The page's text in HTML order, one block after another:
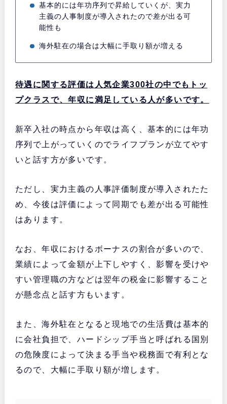
基本的には年功序列で昇給していくが、実力
主義の人事制度が導入されたので差が出る可
能性も
海外駐在の場合は大幅に手取り額が増える
待遇に関する評価は人気企業300社の中でもトッ
プクラスで、年収に満足している人が多いです。
新卒入社の時点から年収は高く、基本的には年功
序列で上がっていくのでライフプランが立てやす
いと話す方が多いです。
ただし、実力主義の人事評価制度が導入されたた
め、今後は評価によって同期でも差が出る可能性
はあります。
なお、年収におけるボーナスの割合が多いので、
業績によって金額が上下しやすく、影響を受けや
すい管理職の方などは翌年の税金に影響すること
が懸念点と話す方もいます。
また、海外駐在となると現地での生活費は基本的
に会社負担で、ハードシップ手当と呼ばれる国別
の危険度によって決まる手当や税務面で有利とな
るので、大幅に手取り額が増します。